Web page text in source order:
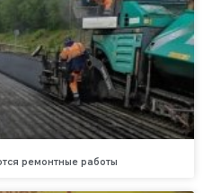
ремонтные работы